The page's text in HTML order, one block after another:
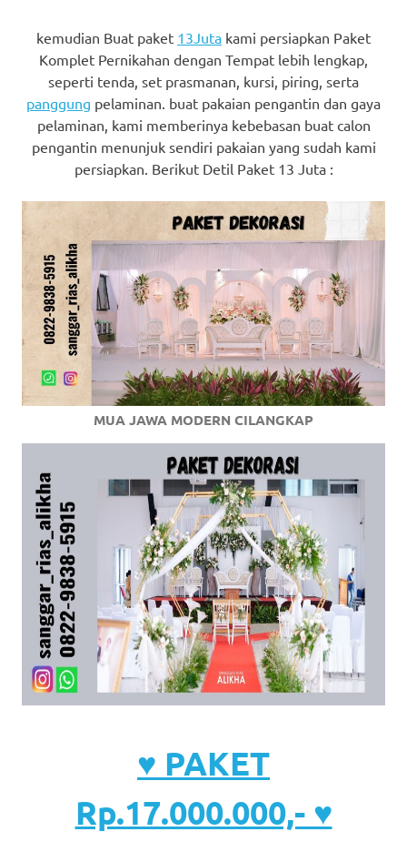
kemudian Buat paket 13Juta kami persiapkan Paket
Komplet Pernikahan dengan Tempat lebih lengkap,
seperti tenda, set prasmanan, kursi, piring, serta
panggung pelaminan. buat pakaian pengantin dan gaya
pelaminan, kami memberinya kebebasan buat calon
pengantin menunjuk sendiri pakaian yang sudah kami
persiapkan. Berikut Detil Paket 13 Juta :
MUA JAWA MODERN CILANGKAP
♥ PAKET
Rp.17.000.000,- ♥